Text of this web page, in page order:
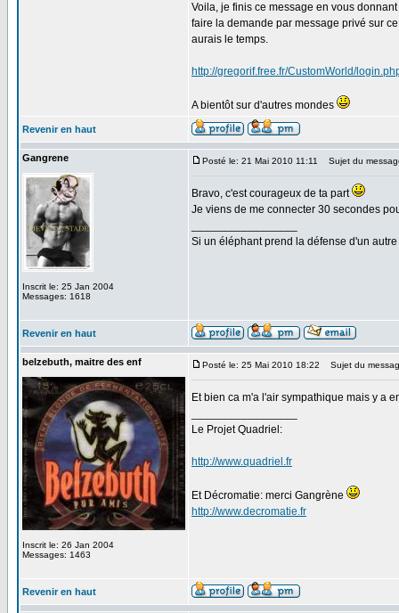
Voila, je finis ce message en vous
faire la demande par message privé sur
aurais le temps.
http://gregorif.free.fr/CustomWorld/
A bientôt sur d'autres mondes
Revenir en haut
Gangrene
Inscrit le: 25 Jan 2004
Messages: 1618
Posté le: 21 Mai 2010 11:11 Sujet du
Bravo, c'est courageux de ta part
Je viens de me connecter 30 secondes
Si un éléphant prend la défense d'un
Revenir en haut
belzebuth, maitre des enf
Inscrit le: 26 Jan 2004
Messages: 1463
Posté le: 25 Mai 2010 18:22 Sujet du
Et bien ca m'a l'air sympathique mais y a
Le Projet Quadriel:
http://www.quadriel.fr
Et Décromatie: merci Gangrène
http://www.decromatie.fr
Revenir en haut